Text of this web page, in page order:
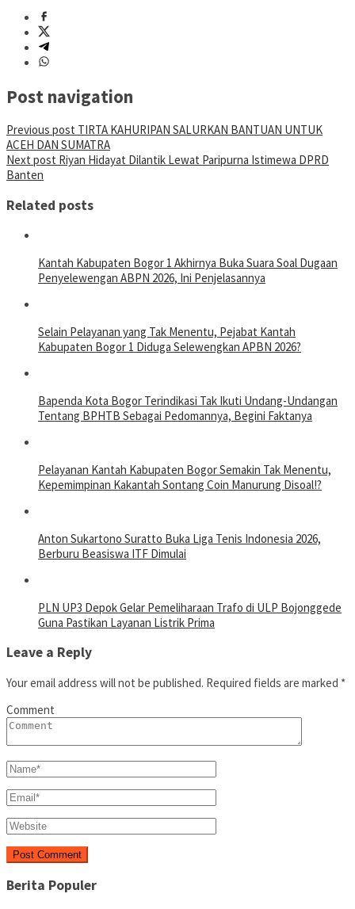
Post navigation
Previous post TIRTA KAHURIPAN SALURKAN BANTUAN UNTUK
ACEH DAN SUMATRA
Next post Riyan Hidayat Dilantik Lewat Paripurna Istimewa DPRD
Banten
Related posts
Kantah Kabupaten Bogor 1 Akhirnya Buka Suara Soal Dugaan
Penyelewengan ABPN 2026, Ini Penjelasannya
Selain Pelayanan yang Tak Menentu, Pejabat Kantah
Kabupaten Bogor 1 Diduga Selewengkan APBN 2026?
Bapenda Kota Bogor Terindikasi Tak Ikuti Undang-Undangan
Tentang BPHTB Sebagai Pedomannya, Begini Faktanya
Pelayanan Kantah Kabupaten Bogor Semakin Tak Menentu,
Kepemimpinan Kakantah Sontang Coin Manurung Disoal!?
Anton Sukartono Suratto Buka Liga Tenis Indonesia 2026,
Berburu Beasiswa ITF Dimulai
PLN UP3 Depok Gelar Pemeliharaan Trafo di ULP Bojonggede
Guna Pastikan Layanan Listrik Prima
Leave a Reply
Your email address will not be published. Required fields are marked *
Comment
Berita Populer